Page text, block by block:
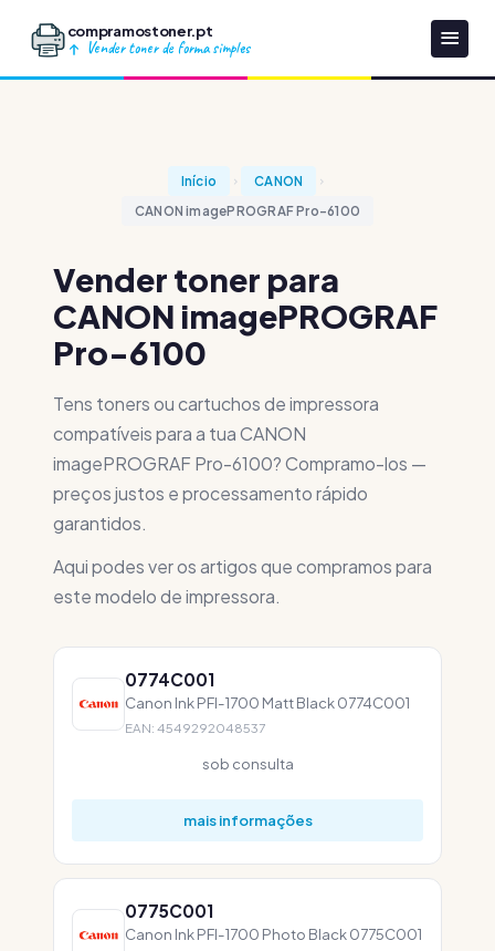
compramostoner.pt
Vender toner de forma simples
Início
CANON
CANON imagePROGRAF Pro-6100
Vender toner para
CANON imagePROGRAF
Pro-6100
Tens toners ou cartuchos de impressora
compatíveis para a tua CANON
imagePROGRAF Pro-6100? Compramo-los —
preços justos e processamento rápido
garantidos.
Aqui podes ver os artigos que compramos para
este modelo de impressora.
0774C001
Canon Ink PFI-1700 Matt Black 0774C001
EAN: 4549292048537
sob consulta
mais informações
0775C001
Canon Ink PFI-1700 Photo Black 0775C001